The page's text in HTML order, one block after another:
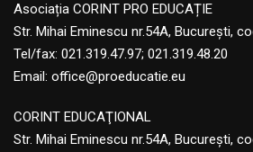
Asociația CORINT PRO EDUCAȚIE
Str. Mihai Eminescu nr.54A, București,
Tel/fax: 021.319.47.97; 021.319.48.20
Email: office@proeducatie.eu
CORINT EDUCAŢIONAL
Str. Mihai Eminescu nr.54A, Bucureşti,